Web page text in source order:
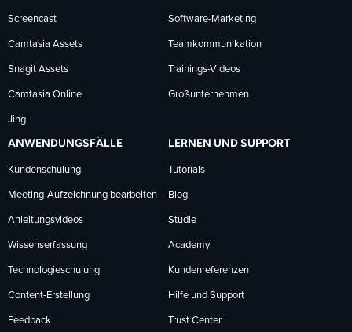
Screencast
Camtasia Assets
Snagit Assets
Camtasia Online
Jing
Software-Marketing
Teamkommunikation
Trainings-Videos
Großunternehmen
ANWENDUNGSFÄLLE
Kundenschulung
Meeting-Aufzeichnung bearbeiten
Anleitungsvideos
Wissenserfassung
Technologieschulung
Content-Erstellung
Feedback
LERNEN UND SUPPORT
Tutorials
Blog
Studie
Academy
Kundenreferenzen
Hilfe und Support
Trust Center